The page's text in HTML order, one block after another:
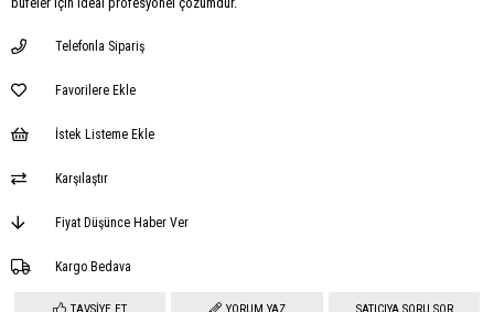
Telefonla Sipariş
Favorilere Ekle
İstek Listeme Ekle
Karşılaştır
Fiyat Düşünce Haber Ver
Kargo Bedava